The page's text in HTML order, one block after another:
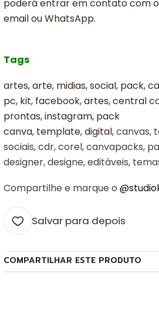
poderá entrar em contato com
email ou WhatsApp.
Tags
artes, arte, midias, social, pack,
pc, kit, facebook, artes, central
prontas, instagram, pack
canva, template, digital,canvas,
sociais, cdr, corel, canvapacks,
designer, designe, editáveis,
Compartilhe e marque o
Salvar para depois
COMPARTILHAR ESTE PRODUTO